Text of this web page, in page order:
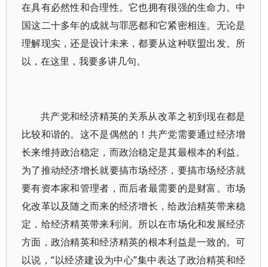
在具有必然性和合理性。它也拥有很强的生命力。中
国这二十多年的成就与罪恶都和它紧密相连。无论是
理解现实，还是设计未来，都要从这种联盟出发。所
以，在这里，我要多讲几句。
共产党和经济精英的关系从改革之初到现在都是
比较和谐的。这不是偶然的！共产党需要通过经济增
长来维持政治稳定，而政治稳定是其最根本的利益。
为了推动经济增长就要搞市场经济，要搞市场经济就
要有资本家和管理者，而后者最需要的是财富。市场
化改革以及随之而来的经济增长，给政治精英带来稳
定，给经济精英带来利润。所以在市场化和发展经济
方面，政治精英和经济精英的根本利益是一致的。可
以说，“以经济建设为中心”集中表达了政治精英和经